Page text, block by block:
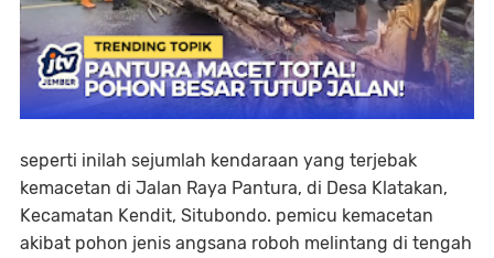
seperti inilah sejumlah kendaraan yang terjebak
kemacetan di Jalan Raya Pantura, di Desa Klatakan,
Kecamatan Kendit, Situbondo. pemicu kemacetan
akibat pohon jenis angsana roboh melintang di tengah